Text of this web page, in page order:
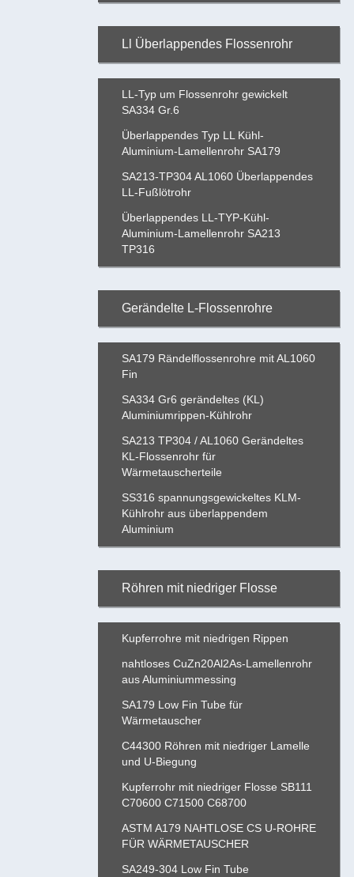
Ll Überlappendes Flossenrohr
LL-Typ um Flossenrohr gewickelt
SA334 Gr.6
Überlappendes Typ LL Kühl-
Aluminium-Lamellenrohr SA179
SA213-TP304 AL1060 Überlappendes
LL-Fußlötrohr
Überlappendes LL-TYP-Kühl-
Aluminium-Lamellenrohr SA213
TP316
Gerändelte L-Flossenrohre
SA179 Rändelflossenrohre mit AL1060
Fin
SA334 Gr6 gerändeltes (KL)
Aluminiumrippen-Kühlrohr
SA213 TP304 / AL1060 Gerändeltes
KL-Flossenrohr für
Wärmetauscherteile
SS316 spannungsgewickeltes KLM-
Kühlrohr aus überlappendem
Aluminium
Röhren mit niedriger Flosse
Kupferrohre mit niedrigen Rippen
nahtloses CuZn20Al2As-Lamellenrohr
aus Aluminiummessing
SA179 Low Fin Tube für
Wärmetauscher
C44300 Röhren mit niedriger Lamelle
und U-Biegung
Kupferrohr mit niedriger Flosse SB111
C70600 C71500 C68700
ASTM A179 NAHTLOSE CS U-ROHRE
FÜR WÄRMETAUSCHER
SA249-304 Low Fin Tube